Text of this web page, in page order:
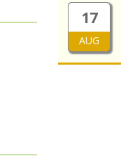
17
AUG